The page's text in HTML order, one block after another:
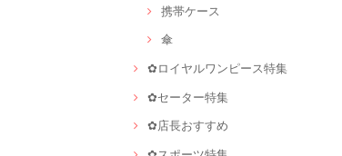
携帯ケース
傘
✿ロイヤルワンピース特集
✿セーター特集
✿店長おすすめ